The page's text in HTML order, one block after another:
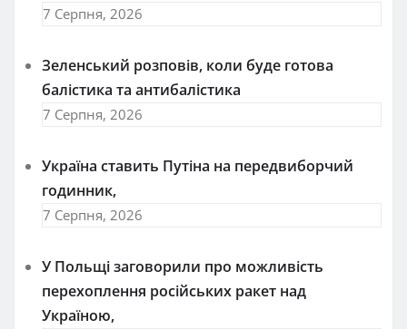
7 Серпня, 2026
Зеленський розповів, коли буде готова
балістика та антибалістика
7 Серпня, 2026
Україна ставить Путіна на передвиборчий
годинник,
7 Серпня, 2026
У Польщі заговорили про можливість
перехоплення російських ракет над
Україною,